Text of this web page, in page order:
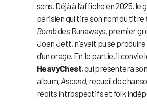
sens. Déjà à l’affiche en 2025, le
parisien qui tire son nom du titre
Bombdes Runaways, premier
Joan Jett, n’avait pu se
d’un orage. En 1e partie, il
HeavyChest, qui présentera
album, Ascend, recueil de
récits introspectifs et folk